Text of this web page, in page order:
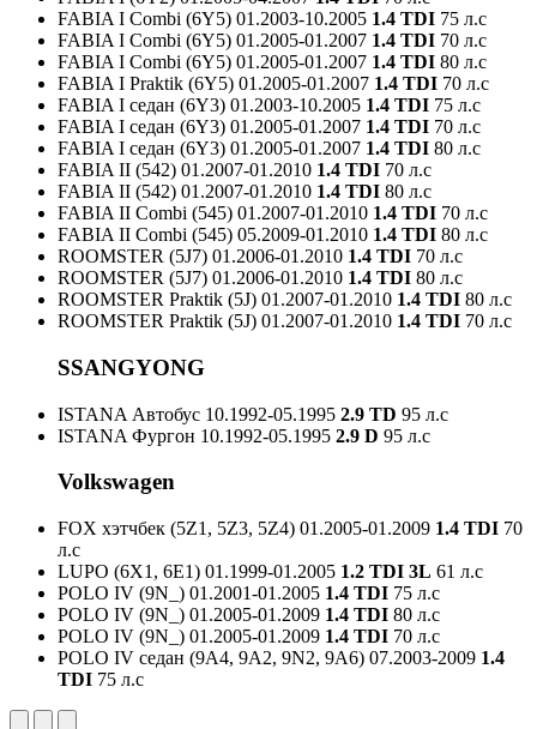
FABIA I Combi (6Y5) 01.2003-10.2005 1.4 TDI 75 л.с
FABIA I Combi (6Y5) 01.2005-01.2007 1.4 TDI 70 л.с
FABIA I Combi (6Y5) 01.2005-01.2007 1.4 TDI 80 л.с
FABIA I Praktik (6Y5) 01.2005-01.2007 1.4 TDI 70 л.с
FABIA I седан (6Y3) 01.2003-10.2005 1.4 TDI 75 л.с
FABIA I седан (6Y3) 01.2005-01.2007 1.4 TDI 70 л.с
FABIA I седан (6Y3) 01.2005-01.2007 1.4 TDI 80 л.с
FABIA II (542) 01.2007-01.2010 1.4 TDI 70 л.с
FABIA II (542) 01.2007-01.2010 1.4 TDI 80 л.с
FABIA II Combi (545) 01.2007-01.2010 1.4 TDI 70 л.с
FABIA II Combi (545) 05.2009-01.2010 1.4 TDI 80 л.с
ROOMSTER (5J7) 01.2006-01.2010 1.4 TDI 70 л.с
ROOMSTER (5J7) 01.2006-01.2010 1.4 TDI 80 л.с
ROOMSTER Praktik (5J) 01.2007-01.2010 1.4 TDI 80 л.с
ROOMSTER Praktik (5J) 01.2007-01.2010 1.4 TDI 70 л.с
SSANGYONG
ISTANA Автобус 10.1992-05.1995 2.9 TD 95 л.с
ISTANA Фургон 10.1992-05.1995 2.9 D 95 л.с
Volkswagen
FOX хэтчбек (5Z1, 5Z3, 5Z4) 01.2005-01.2009 1.4 TDI 70
л.с
LUPO (6X1, 6E1) 01.1999-01.2005 1.2 TDI 3L 61 л.с
POLO IV (9N_) 01.2001-01.2005 1.4 TDI 75 л.с
POLO IV (9N_) 01.2005-01.2009 1.4 TDI 80 л.с
POLO IV (9N_) 01.2005-01.2009 1.4 TDI 70 л.с
POLO IV седан (9A4, 9A2, 9N2, 9A6) 07.2003-2009 1.4
TDI 75 л.с